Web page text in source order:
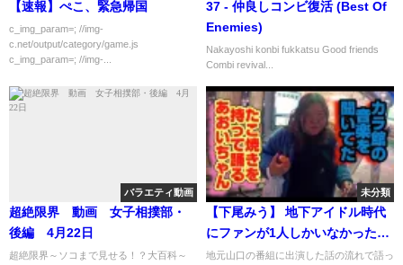
【速報】ぺこ、緊急帰国
c_img_param=; //img-
c.net/output/category/game.js
c_img_param=; //img-...
37 - 仲良しコンビ復活 (Best Of
Enemies)
Nakayoshi konbi fukkatsu Good friends
Combi revival...
バラエティ動画
超絶限界 動画 女子相撲部・
後編 4月22日
超絶限界～ソコまで見せる！？大百科～
未分類
【下尾みう】 地下アイドル時代
にファンが1人しかいなかった話
【AKB48】
地元山口の番組に出演した話の流れで語っ